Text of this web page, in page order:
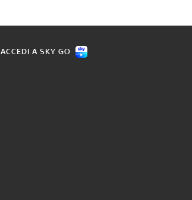
ACCEDI A SKY GO